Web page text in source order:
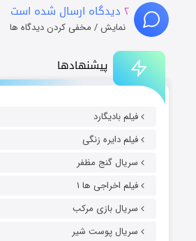
پیشنهادها
فیلم بادیگارد
فیلم دایره زنگی
سریال گنج مظفر
فیلم اخراجی ها ۱
سریال بازی مرکب
سریال پوست شیر
۲ دیدگاه ارسال شده است
نمایش / مخفی کردن دیدگاه ها